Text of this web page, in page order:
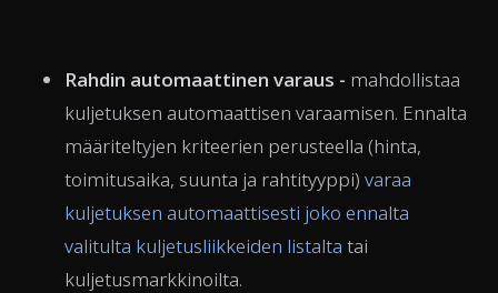
Rahdin automaattinen varaus - mahdollistaa
kuljetuksen automaattisen varaamisen. Ennalta
määriteltyjen kriteerien perusteella (hinta,
toimitusaika, suunta ja rahtityyppi) varaa
kuljetuksen automaattisesti joko ennalta
valitulta kuljetusliikkeiden listalta tai
kuljetusmarkkinoilta.